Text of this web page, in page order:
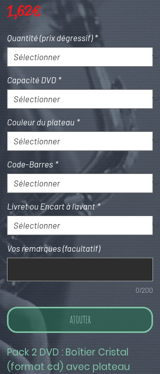
1,62 €Prix
Quantité (prix dégressif) *
Capacité DVD *
Couleur du plateau *
Code-Barres *
Livret ou Encart à l'avant *
Vos remarques (facultatif)
0/200
AJOUTER
Pack 2 DVD : Boîtier Cristal
(format cd) avec plateau